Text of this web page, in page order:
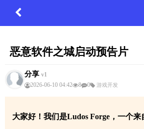
恶意软件之城启动预告片
分享 v1
2026-06-10 04:42
8 0 游戏开发
大家好！我们是Ludos Forge，一个